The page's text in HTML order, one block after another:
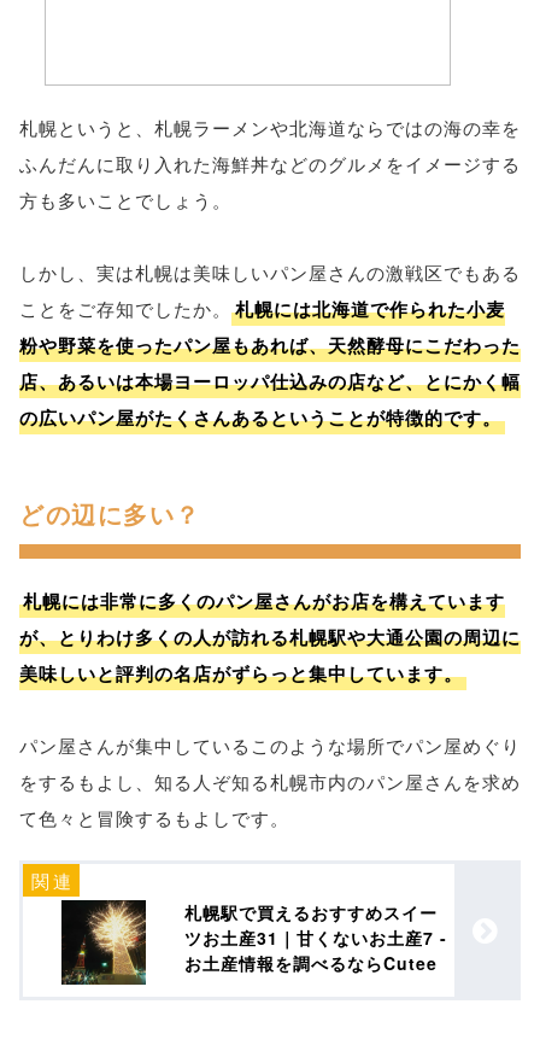
札幌というと、札幌ラーメンや北海道ならではの海の幸を
ふんだんに取り入れた海鮮丼などのグルメをイメージする
方も多いことでしょう。
しかし、実は札幌は美味しいパン屋さんの激戦区でもある
ことをご存知でしたか。
札幌には北海道で作られた小麦
粉や野菜を使ったパン屋もあれば、天然酵母にこだわった
店、あるいは本場ヨーロッパ仕込みの店など、とにかく幅
の広いパン屋がたくさんあるということが特徴的です。
どの辺に多い？
札幌には非常に多くのパン屋さんがお店を構えています
が、とりわけ多くの人が訪れる札幌駅や大通公園の周辺に
美味しいと評判の名店がずらっと集中しています。
パン屋さんが集中しているこのような場所でパン屋めぐり
をするもよし、知る人ぞ知る札幌市内のパン屋さんを求め
て色々と冒険するもよしです。
札幌駅で買えるおすすめスイー
ツお土産31｜甘くないお土産7 -
お土産情報を調べるならCutee